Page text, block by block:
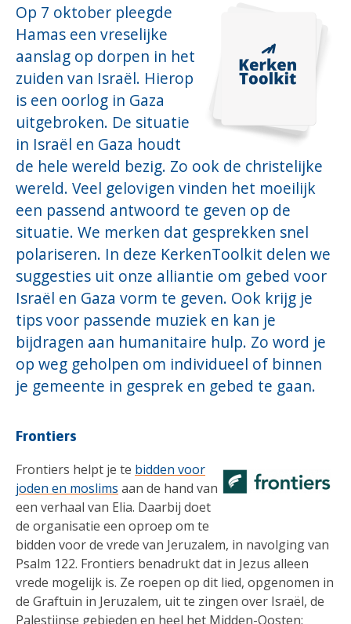
Op 7 oktober pleegde
Hamas een vreselijke
aanslag op dorpen in het
zuiden van Israël. Hierop
is een oorlog in Gaza
uitgebroken. De situatie
in Israël en Gaza houdt
de hele wereld bezig. Zo ook de christelijke
wereld. Veel gelovigen vinden het moeilijk
een passend antwoord te geven op de
situatie. We merken dat gesprekken snel
polariseren. In deze KerkenToolkit delen we
suggesties uit onze alliantie om gebed voor
Israël en Gaza vorm te geven. Ook krijg je
tips voor passende muziek en kan je
bijdragen aan humanitaire hulp. Zo word je
op weg geholpen om individueel of binnen
je gemeente in gesprek en gebed te gaan.
Frontiers
Frontiers helpt je te bidden voor
joden en moslims aan de hand van
een verhaal van Elia. Daarbij doet
de organisatie een oproep om te
bidden voor de vrede van Jeruzalem, in navolging van
Psalm 122. Frontiers benadrukt dat in Jezus alleen
vrede mogelijk is. Ze roepen op dit lied, opgenomen in
de Graftuin in Jeruzalem, uit te zingen over Israël, de
Palestijnse gebieden en heel het Midden-Oosten: